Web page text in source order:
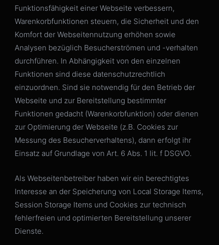
Funktionsfähigkeit einer Webseite verbessern,
Warenkorbfunktionen steuern, die Sicherheit und den
Komfort der Webseitennutzung erhöhen sowie
Analysen bezüglich Besucherströmen und -verhalten
durchführen. In Abhängigkeit von den einzelnen
Funktionen sind diese datenschutzrechtlich
einzuordnen. Sind sie notwendig für den Betrieb der
Webseite und zur Bereitstellung bestimmter
Funktionen gedacht (Warenkorbfunktion) oder dienen
zur Optimierung der Webseite (z.B. Cookies zur
Messung des Besucherverhaltens), dann erfolgt ihr
Einsatz auf Grundlage von Art. 6 Abs. 1 lit. f DSGVO.
Als Webseitenbetreiber haben wir ein berechtigtes
Interesse an der Speicherung von Local Storage Items,
Session Storage Items und Cookies zur technisch
fehlerfreien und optimierten Bereitstellung unserer
Dienste.